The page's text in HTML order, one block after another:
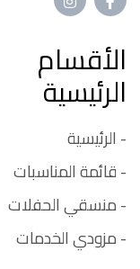
الأقسام
الرئيسية
- الرئيسية
- قائمة المناسبات
- منسقي الحفلات
- مزودي الخدمات